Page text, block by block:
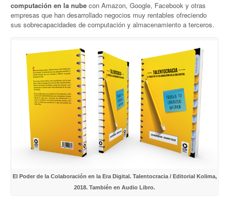
computación en la nube con Amazon, Google, Facebook y otras
empresas que han desarrollado negocios muy rentables ofreciendo
sus sobrecapacidades de computación y almacenamiento a terceros.
El Poder de la Colaboración en la Era Digital. Talentocracia / Editorial Kolima,
2018. También en Audio Libro.